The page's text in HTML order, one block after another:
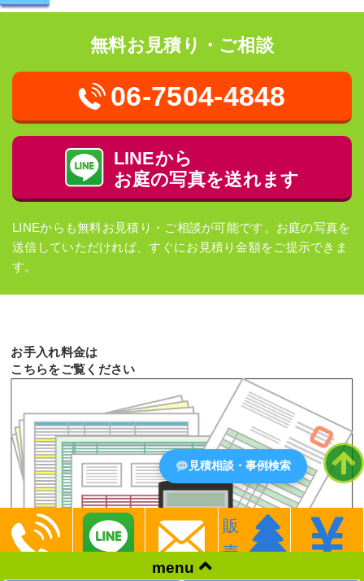
無料お見積り・ご相談
06-7504-4848
LINEから
お庭の写真を送れます
LINEからも無料お見積り・ご相談が可能です。お庭の写真を
送信していただければ、すぐにお見積り金額をご提示できま
す。
お手入れ料金は
こちらをご覧ください
menu
販
売
見積相談・事例検索